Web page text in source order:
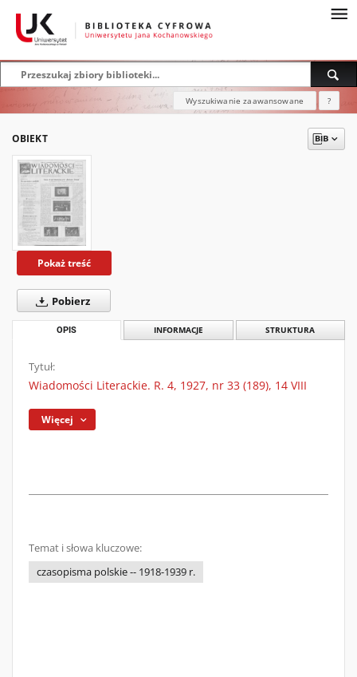
Wyszukiwanie zaawansowane ?
OBIEKT
Pokaż treść
Pobierz
OPIS INFORMACJE STRUKTURA
Tytuł:
Wiadomości Literackie. R. 4, 1927, nr 33 (189), 14 VIII
Więcej
Temat i słowa kluczowe:
czasopisma polskie -- 1918-1939 r.